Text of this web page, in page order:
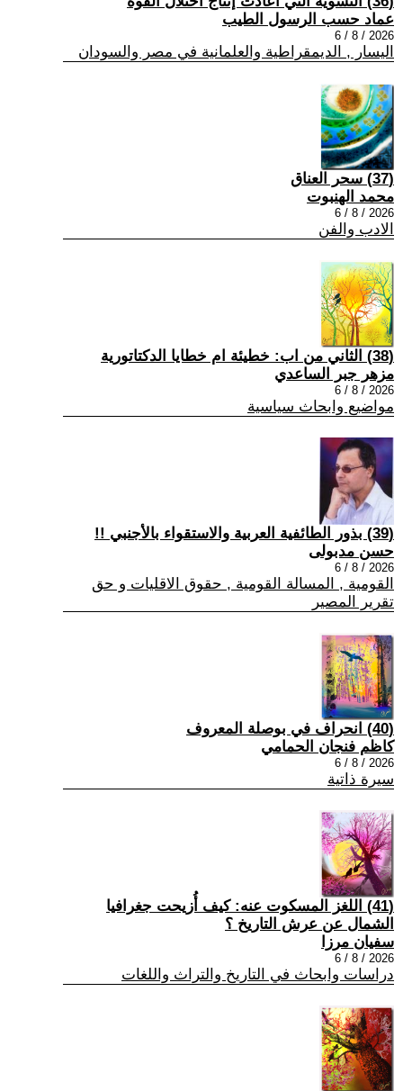
عماد حسب الرسول الطيب
2026 / 8 / 6
اليسار , الديمقراطية والعلمانية في مصر والسودان
(37) سحر العناق
محمد الهنبوت
2026 / 8 / 6
الادب والفن
(38) الثاني من اب: خطيئة ام خطايا الدكتاتورية
مزهر جبر الساعدي
2026 / 8 / 6
مواضيع وابحاث سياسية
(39) بذور الطائفية العربية والاستقواء بالأجنبي !!
حسن مدبولى
2026 / 8 / 6
القومية , المسالة القومية , حقوق الاقليات و حق
تقرير المصير
(40) انحراف في بوصلة المعروف
كاظم فنجان الحمامي
2026 / 8 / 6
سيرة ذاتية
(41) اللغز المسكوت عنه: كيف أُزيحت جغرافيا
الشمال عن عرش التاريخ ؟
سفيان مرزا
2026 / 8 / 6
دراسات وابحاث في التاريخ والتراث واللغات